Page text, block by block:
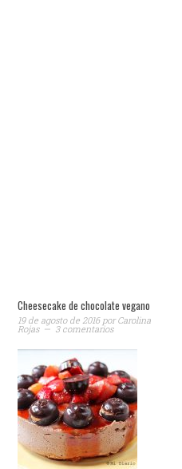
Cheesecake de chocolate vegano
19 de agosto de 2016porCarolina
Rojas 3 comentarios